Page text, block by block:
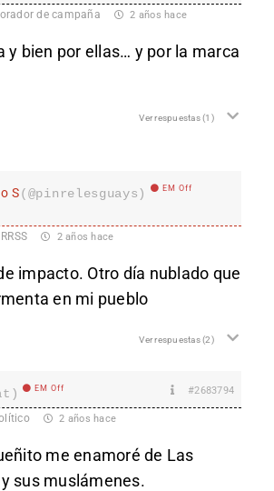
de campaña 2 años hace
y bien por ellas… y por la marca
Ver respuestas(1)
S(@pinrelesguays) EM Off
2 años hace
impacto. Otro día nublado que
en mi pueblo
Ver respuestas(2)
EM Off #2683794
2 años hace
me enamoré de Las
sus muslámenes.